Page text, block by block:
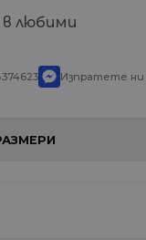
любими
Изпратете